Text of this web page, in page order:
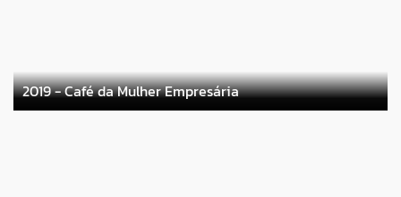
2019 - Café da Mulher Empresária